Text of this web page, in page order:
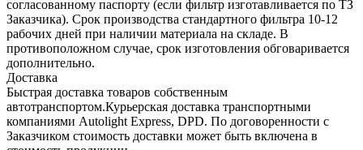
согласованному паспорту (если фильтр изготавливается по ТЗ
Заказчика). Срок производства стандартного фильтра 10-12
рабочих дней при наличии материала на складе. В
противоположном случае, срок изготовления обговаривается
дополнительно.
Доставка
Быстрая доставка товаров собственным
автотранспортом.Курьерская доставка транспортными
компаниями Autolight Express, DPD. По договоренности с
Заказчиком стоимость доставки может быть включена в